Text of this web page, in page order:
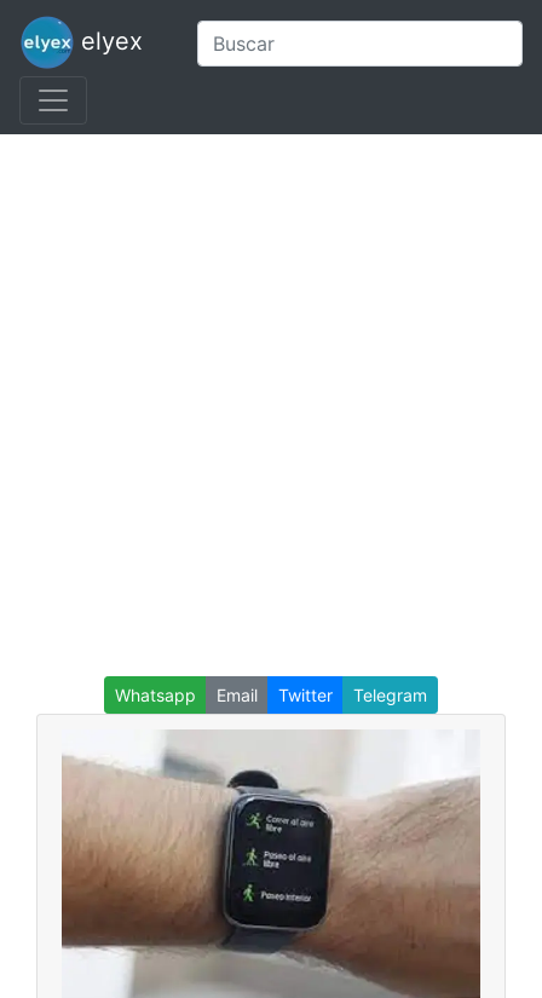
elyex
Whatsapp Email Twitter Telegram